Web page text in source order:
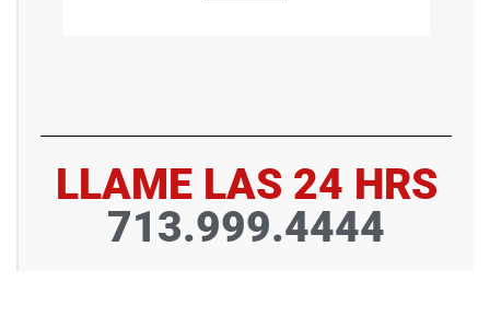
LLAME LAS 24 HRS
713.999.4444